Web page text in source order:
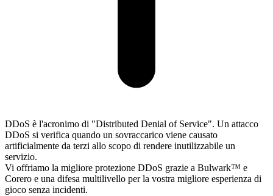
DDoS è l'acronimo di "Distributed Denial of Service". Un attacco
DDoS si verifica quando un sovraccarico viene causato
artificialmente da terzi allo scopo di rendere inutilizzabile un
servizio.
Vi offriamo la migliore protezione DDoS grazie a Bulwark™ e
Corero e una difesa multilivello per la vostra migliore esperienza di
gioco senza incidenti.